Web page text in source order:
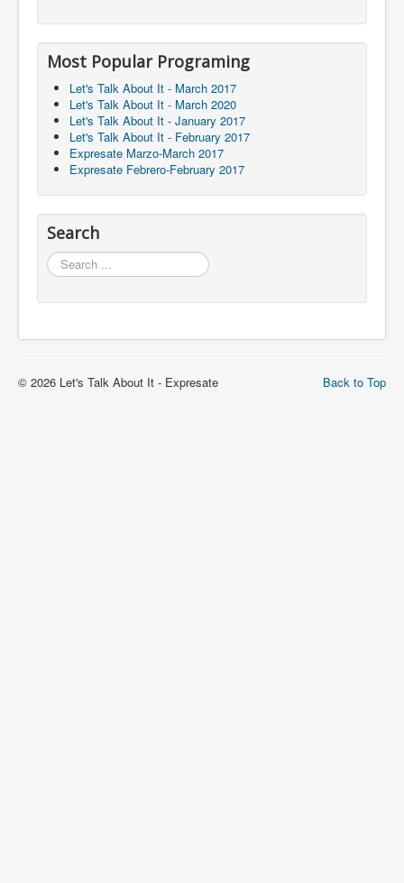
Most Popular Programing
Let's Talk About It - March 2017
Let's Talk About It - March 2020
Let's Talk About It - January 2017
Let's Talk About It - February 2017
Expresate Marzo-March 2017
Expresate Febrero-February 2017
Search
Search
Back to Top
© 2026 Let's Talk About It - Expresate